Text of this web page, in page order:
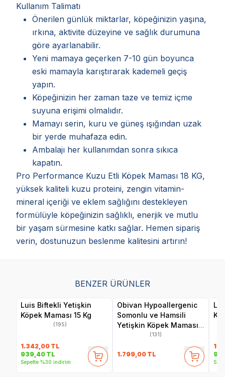
Kullanım Talimatı
Önerilen günlük miktarlar, köpeğinizin yaşına,
ırkına, aktivite düzeyine ve sağlık durumuna
göre ayarlanabilir.
Yeni mamaya geçerken 7-10 gün boyunca
eski mamayla karıştırarak kademeli geçiş
yapın.
Köpeğinizin her zaman taze ve temiz içme
suyuna erişimi olmalıdır.
Mamayı serin, kuru ve güneş ışığından uzak
bir yerde muhafaza edin.
Ambalajı her kullanımdan sonra sıkıca
kapatın.
Pro Performance Kuzu Etli Köpek Maması 18 KG,
yüksek kaliteli kuzu proteini, zengin vitamin-
mineral içeriği ve eklem sağlığını destekleyen
formülüyle köpeğinizin sağlıklı, enerjik ve mutlu
bir yaşam sürmesine katkı sağlar. Hemen sipariş
verin, dostunuzun beslenme kalitesini artırın!
BENZER ÜRÜNLER
Luis Biftekli Yetişkin
Köpek Maması 15 Kg
(195)
1.342,00 TL
939,40 TL
Sepette %30 indirim
Obivan Hypoallergenic
Somonlu ve Hamsili
Yetişkin Köpek Maması
(131)
1.799,00 TL